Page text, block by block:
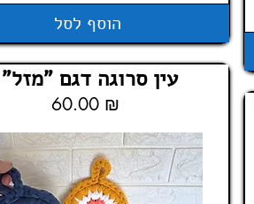
הוסף לסל
עין סרוגה דגם "מזל"
60.00 ₪